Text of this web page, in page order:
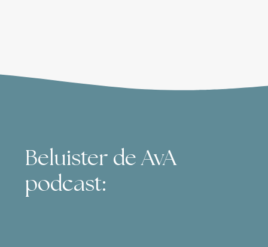
Beluister de AvA
podcast: